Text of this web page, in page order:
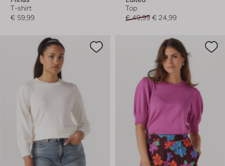
T-shirt
€ 59,99
Top
€ 49,99 € 24,99